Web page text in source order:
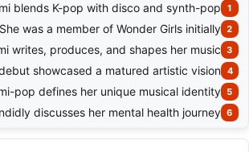
blends K-pop with disco and synth-pop.
She was a member of Wonder Girls initially.
writes, produces, and shapes her music.
showcased a matured artistic vision.
pop defines her unique musical identity.
discusses her mental health journey.